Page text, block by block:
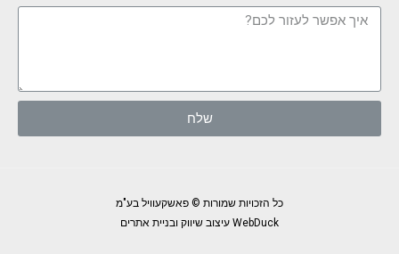
שלח
כל הזכויות שמורות © פאשקעוויל בע"מ
WebDuck עיצוב שיווק ובניית אתרים